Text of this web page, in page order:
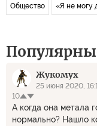
Общество «Я не могу
Жукомух
25 июня 2020,
10
А когда она метала
нормально? Нашло